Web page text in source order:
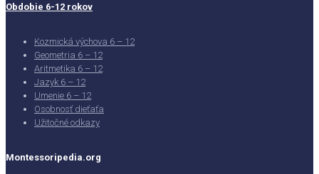
Obdobie 6-12 rokov
Kozmická výchova 6 – 12
Geometria 6 – 12
Aritmetika 6 – 12
Jazyk 6 – 12
Umenie 6 – 12
Osobnosť dieťaťa
Užitočné odkazy
Montessoripedia.org